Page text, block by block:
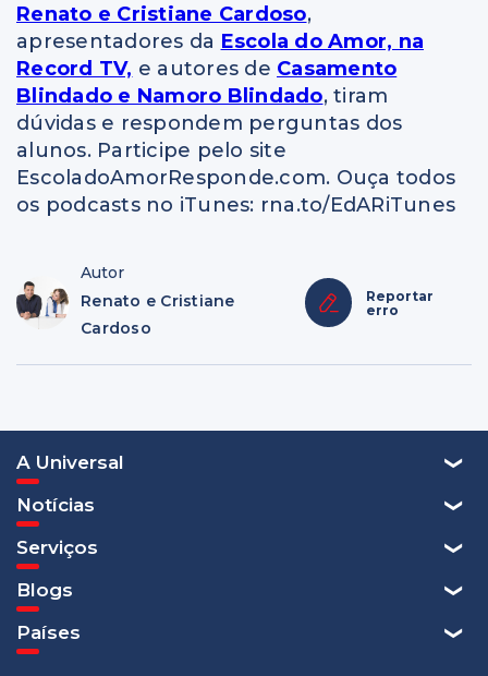
Renato e Cristiane Cardoso,
apresentadores da Escola do Amor, na
Record TV, e autores de Casamento
Blindado e Namoro Blindado, tiram
dúvidas e respondem perguntas dos
alunos. Participe pelo site
EscoladoAmorResponde.com. Ouça todos
os podcasts no iTunes: rna.to/EdARiTunes
Autor
Renato e Cristiane
Cardoso
Reportar
erro
A Universal
Notícias
Serviços
Blogs
Países